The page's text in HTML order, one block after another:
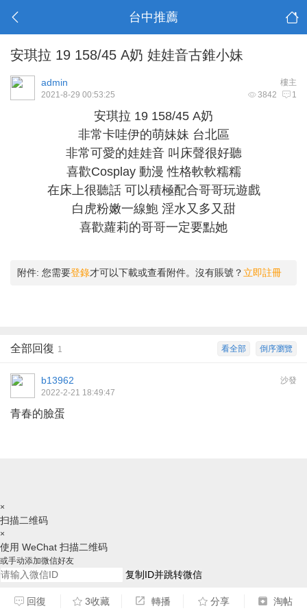
台中推薦
安琪拉 19 158/45 A奶 娃娃音古錐小妹
樓主
admin
3842 1
2021-8-29 00:53:25
安琪拉 19 158/45 A奶
非常卡哇伊的萌妹妹 台北區
非常可愛的娃娃音 叫床聲很好聽
喜歡Cosplay 動漫 性格軟軟糯糯
在床上很聽話 可以積極配合哥哥玩遊戲
白虎粉嫩一線鮑 淫水又多又甜
喜歡蘿莉的哥哥一定要點她
附件: 您需要登錄才可以下載或查看附件。沒有賬號？ 立即註冊
倒序瀏覽
看全部
全部回復 1
沙發
b13962
2022-2-21 18:49:47
青春的臉蛋
回復 3收藏 轉播 分享 淘帖
×
扫描二维码
×
使用 WeChat 扫描二维码
或手动添加微信好友
复制ID并跳转微信